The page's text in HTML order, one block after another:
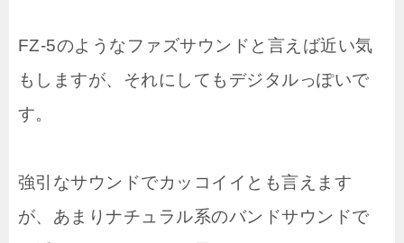
FZ-5のようなファズサウンドと言えば近い気
もしますが、それにしてもデジタルっぽいで
す。
強引なサウンドでカッコイイとも言えます
が、あまりナチュラル系のバンドサウンドで